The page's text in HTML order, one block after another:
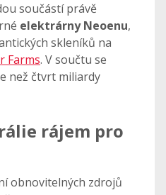
součástí právě
elektrárny Neoenu,
skleníků na
Farms. V součtu se
než čtvrt miliardy
rájem pro
obnovitelných zdrojů